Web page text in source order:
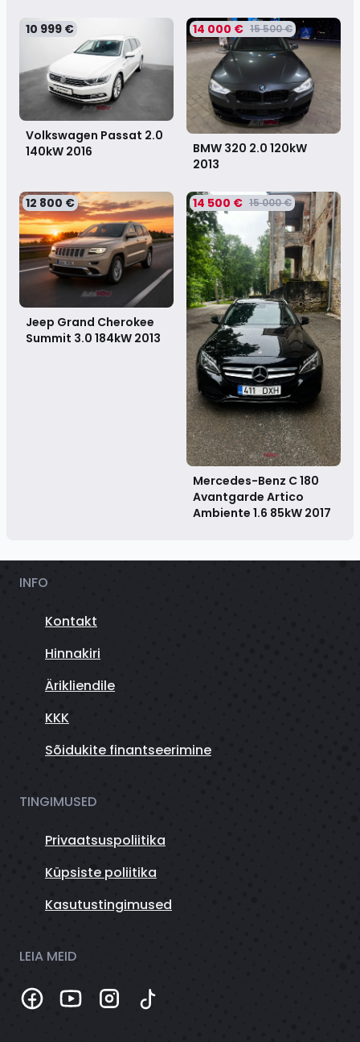
10 999 €
Volkswagen Passat 2.0
140kW 2016
14 000 € 15 500 €
BMW 320 2.0 120kW
2013
12 800 €
Jeep Grand Cherokee
Summit 3.0 184kW 2013
14 500 € 15 000 €
Mercedes-Benz C 180
Avantgarde Artico
Ambiente 1.6 85kW 2017
INFO
Kontakt
Hinnakiri
Ärikliendile
KKK
Sõidukite finantseerimine
TINGIMUSED
Privaatsuspoliitika
Küpsiste poliitika
Kasutustingimused
LEIA MEID